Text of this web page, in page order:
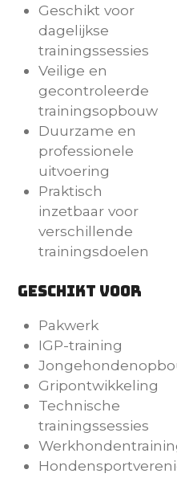
Geschikt voor
dagelijkse
trainingssessies
Veilige en
gecontroleerde
trainingsopbouw
Duurzame en
professionele
uitvoering
Praktisch
inzetbaar voor
verschillende
trainingsdoelen
Geschikt voor
Pakwerk
IGP-training
Gripontwikkeling
Technische
trainingssessies